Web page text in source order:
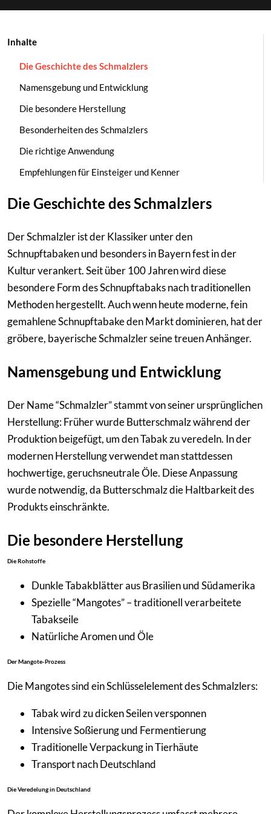
Inhalte
Die Geschichte des Schmalzlers
Namensgebung und Entwicklung
Die besondere Herstellung
Besonderheiten des Schmalzlers
Die richtige Anwendung
Empfehlungen für Einsteiger und Kenner
Die Geschichte des Schmalzlers
Der Schmalzler ist der Klassiker unter den
Schnupftabaken und besonders in Bayern fest in der
Kultur verankert. Seit über 100 Jahren wird diese
besondere Form des Schnupftabaks nach traditionellen
Methoden hergestellt. Auch wenn heute moderne, fein
gemahlene Schnupftabake den Markt dominieren, hat der
gröbere, bayerische Schmalzler seine treuen Anhänger.
Namensgebung und Entwicklung
Der Name “Schmalzler” stammt von seiner ursprünglichen
Herstellung: Früher wurde Butterschmalz während der
Produktion beigefügt, um den Tabak zu veredeln. In der
modernen Herstellung verwendet man stattdessen
hochwertige, geruchsneutrale Öle. Diese Anpassung
wurde notwendig, da Butterschmalz die Haltbarkeit des
Produkts einschränkte.
Die besondere Herstellung
Die Rohstoffe
Dunkle Tabakblätter aus Brasilien und Südamerika
Spezielle “Mangotes” – traditionell verarbeitete
Tabakseile
Natürliche Aromen und Öle
Der Mangote-Prozess
Die Mangotes sind ein Schlüsselelement des Schmalzlers:
Tabak wird zu dicken Seilen versponnen
Intensive Soßierung und Fermentierung
Traditionelle Verpackung in Tierhäute
Transport nach Deutschland
Die Veredelung in Deutschland
Pfälzer Land Snuff
Rosinski
Viking Snuff
Wilsons of Sharrow
ELUX
Marry Jane